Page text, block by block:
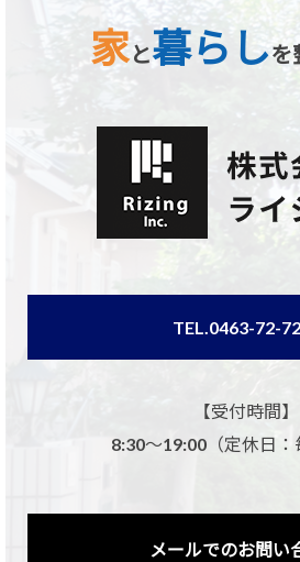
家と暮らしを
TEL.0463-72-
【受付時間】
8:30～19:00（定休日：
メールでのお問い